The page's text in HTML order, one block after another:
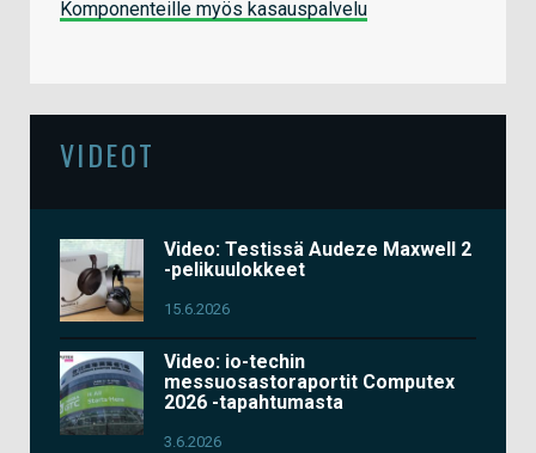
Komponenteille myös kasauspalvelu
VIDEOT
Video: Testissä Audeze Maxwell 2
-pelikuulokkeet
15.6.2026
Video: io-techin
messuosastoraportit Computex
2026 -tapahtumasta
3.6.2026